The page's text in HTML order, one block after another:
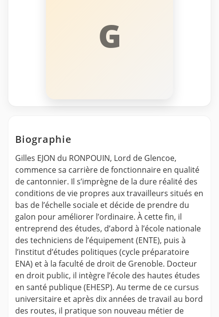
G
Biographie
Gilles EJON du RONPOUIN, Lord de Glencoe,
commence sa carrière de fonctionnaire en qualité
de cantonnier. Il s’imprègne de la dure réalité des
conditions de vie propres aux travailleurs situés en
bas de l’échelle sociale et décide de prendre du
galon pour améliorer l’ordinaire. À cette fin, il
entreprend des études, d’abord à l’école nationale
des techniciens de l’équipement (ENTE), puis à
l’institut d’études politiques (cycle préparatoire
ENA) et à la faculté de droit de Grenoble. Docteur
en droit public, il intègre l’école des hautes études
en santé publique (EHESP). Au terme de ce cursus
universitaire et après dix années de travail au bord
des routes, il pratique son nouveau métier de